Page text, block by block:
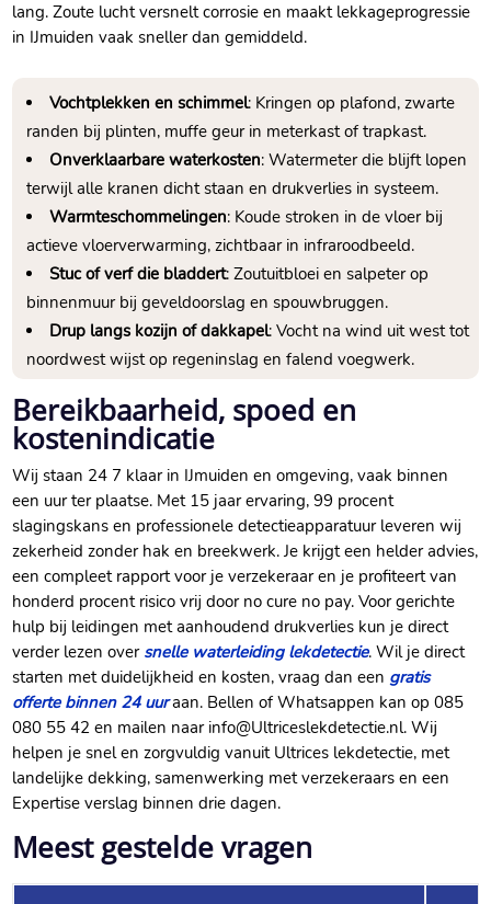
lang.​ Zoute lucht versnelt corrosie en maakt lekkageprogressie
in IJmuiden vaak sneller dan gemiddeld.​
Vochtplekken en schimmel: Kringen op plafond, zwarte
randen bij plinten, muffe geur in meterkast of trapkast.​
Onverklaarbare waterkosten: Watermeter die blijft lopen
terwijl alle kranen dicht staan en drukverlies in systeem.​
Warmteschommelingen: Koude stroken in de vloer bij
actieve vloerverwarming, zichtbaar in infraroodbeeld.​
Stuc of verf die bladdert: Zoutuitbloei en salpeter op
binnenmuur bij geveldoorslag en spouwbruggen.​
Drup langs kozijn of dakkapel: Vocht na wind uit west tot
noordwest wijst op regeninslag en falend voegwerk.​
Bereikbaarheid, spoed en
kostenindicatie
Wij staan 24 7 klaar in IJmuiden en omgeving, vaak binnen
een uur ter plaatse.​ Met 15 jaar ervaring, 99 procent
slagingskans en professionele detectieapparatuur leveren wij
zekerheid zonder hak en breekwerk.​ Je krijgt een helder advies,
een compleet rapport voor je verzekeraar en je profiteert van
honderd procent risico vrij door no cure no pay.​ Voor gerichte
hulp bij leidingen met aanhoudend drukverlies kun je direct
verder lezen over snelle waterleiding lekdetectie.​ Wil je direct
starten met duidelijkheid en kosten, vraag dan een gratis
offerte binnen 24 uuraan.​ Bellen of Whatsappen kan op 085
080 55 42 en mailen naar info@Ultriceslekdetectie.​nl.​ Wij
helpen je snel en zorgvuldig vanuit Ultrices lekdetectie, met
landelijke dekking, samenwerking met verzekeraars en een
Expertise verslag binnen drie dagen.​
Meest gestelde vragen